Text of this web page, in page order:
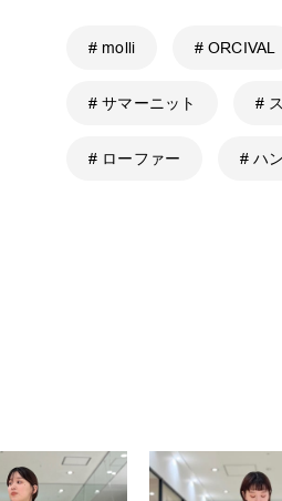
# molli # ORCIVAL
# サマーニット #
# ローファー # ハ